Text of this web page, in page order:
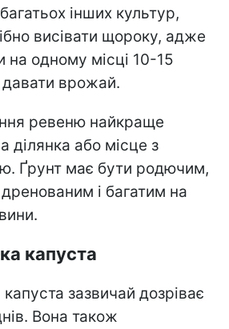
інших культур,
висівати щороку, адже
на одному місці 10-15
давати врожай.
ревеню найкраще
ділянка або місце з
Ґрунт має бути родючим,
і багатим на
капуста
зазвичай дозріває
Вона також